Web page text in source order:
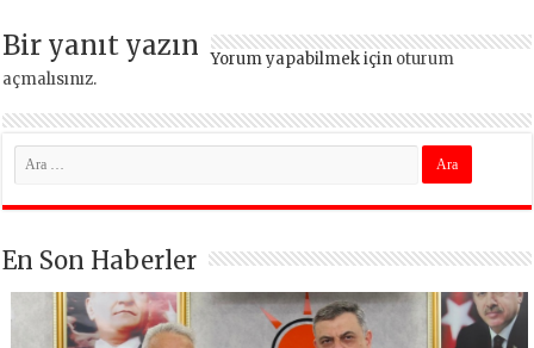
Bir yanıt yazın Yorum yapabilmek için oturum
açmalısınız.
En Son Haberler